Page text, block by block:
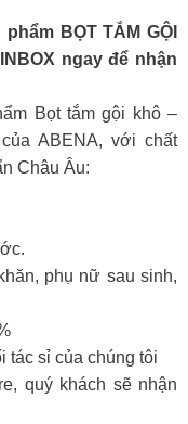
BỌT TẮM GỘI
ngay để nhận
Bọt tắm gội khô –
ABENA, với chất
Châu Âu:
phụ nữ sau sinh,
tác sỉ của chúng tôi
quý khách sẽ nhận